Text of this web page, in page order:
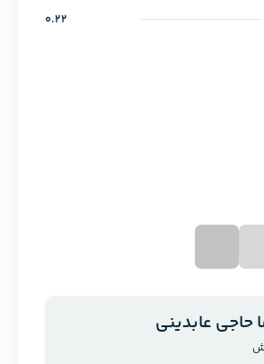
0.22
حاجی عابدینی